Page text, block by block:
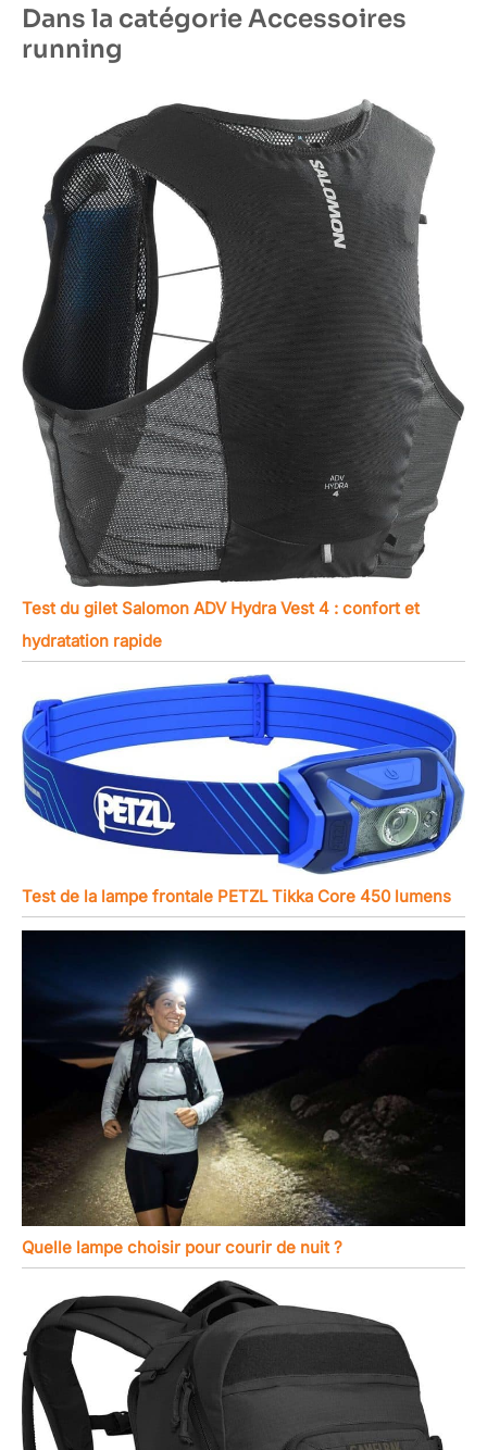
Dans la catégorie Accessoires
running
Test du gilet Salomon ADV Hydra Vest 4 : confort et
hydratation rapide
Test de la lampe frontale PETZL Tikka Core 450 lumens
Quelle lampe choisir pour courir de nuit ?